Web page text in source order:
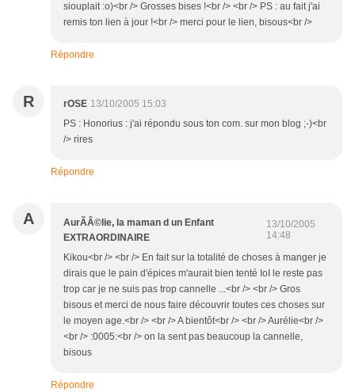
siouplait :o)<br /> Grosses bises !<br /> <br /> PS : au fait j'ai
remis ton lien à jour !<br /> merci pour le lien, bisous<br />
Répondre
R rOSE 13/10/2005 15:03
PS : Honorius : j'ai répondu sous ton com. sur mon blog ;-)<br
/> rires
Répondre
A
AurÃÂ©lie, la maman d un Enfant
EXTRAORDINAIRE
13/10/2005
14:48
Kikou<br /> <br /> En fait sur la totalité de choses à manger je
dirais que le pain d'épices m'aurait bien tenté IoI le reste pas
trop car je ne suis pas trop cannelle ...<br /> <br /> Gros
bisous et merci de nous faire découvrir toutes ces choses sur
le moyen age.<br /> <br /> A bientôt<br /> <br /> Aurélie<br />
<br /> :0005:<br /> on la sent pas beaucoup la cannelle,
bisous
Répondre